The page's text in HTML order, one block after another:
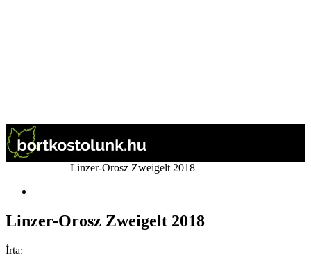
Linzer-Orosz Zweigelt 2018
Linzer-Orosz Zweigelt 2018
Írta: